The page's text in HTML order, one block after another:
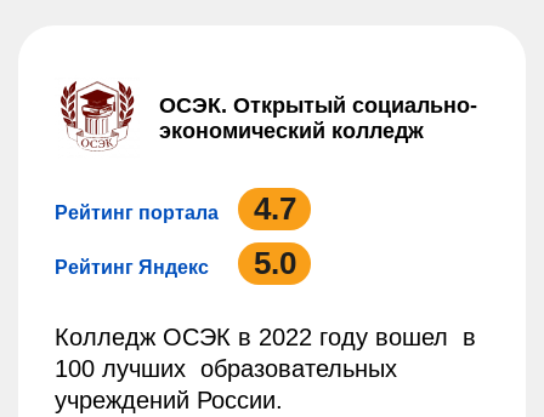
ОСЭК. Открытый социально-
экономический колледж
Рейтинг портала 4.7
Рейтинг Яндекс 5.0
Колледж ОСЭК в 2022 году вошел в
100 лучших образовательных
учреждений России.